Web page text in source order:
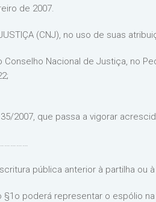
de 2007.
JUSTIÇA (CNJ), no uso de suas
Conselho Nacional de Justiça, no
2007, que passa a vigorar
pública anterior à partilha ou
poderá representar o espólio